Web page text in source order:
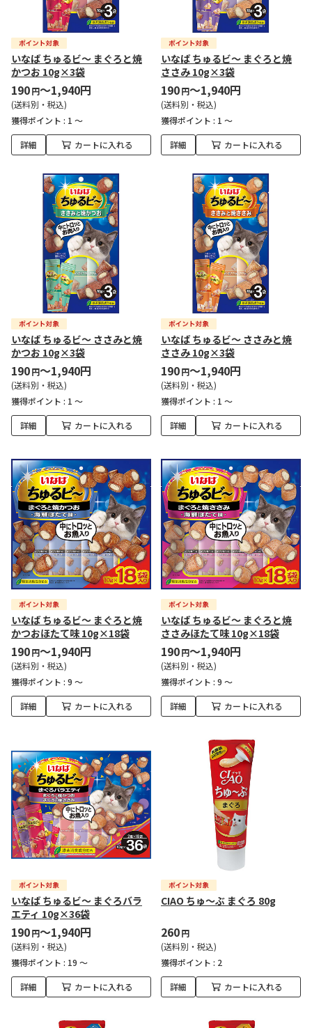
いなば ちゅるビ～ まぐろと焼
かつお 10g×3袋
190円～1,940円
(送料別・税込)
獲得ポイント : 1 ～
詳細 カートに入れる
いなば ちゅるビ～ まぐろと焼
ささみ 10g×3袋
190円～1,940円
(送料別・税込)
獲得ポイント : 1 ～
詳細 カートに入れる
いなば ちゅるビ～ ささみと焼
かつお 10g×3袋
190円～1,940円
(送料別・税込)
獲得ポイント : 1 ～
詳細 カートに入れる
いなば ちゅるビ～ ささみと焼
ささみ 10g×3袋
190円～1,940円
(送料別・税込)
獲得ポイント : 1 ～
詳細 カートに入れる
いなば ちゅるビ～ まぐろと焼
かつおほたて味 10g×18袋
190円～1,940円
(送料別・税込)
獲得ポイント : 9 ～
詳細 カートに入れる
いなば ちゅるビ～ まぐろと焼
ささみほたて味 10g×18袋
190円～1,940円
(送料別・税込)
獲得ポイント : 9 ～
詳細 カートに入れる
いなば ちゅるビ～ まぐろバラ
エティ 10g×36袋
190円～1,940円
(送料別・税込)
獲得ポイント : 19 ～
詳細 カートに入れる
CIAO ちゅ～ぶ まぐろ 80g
260円
(送料別・税込)
獲得ポイント : 2
詳細 カートに入れる